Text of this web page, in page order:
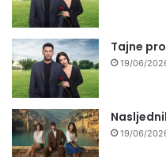
Tajne
19/06/
19/06/